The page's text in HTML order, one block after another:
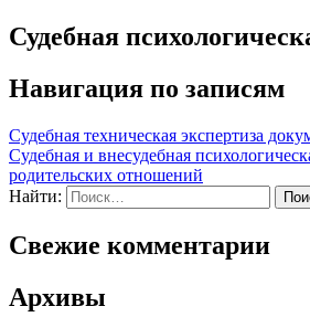
Судебная
Навигация по записям
Судебная техническая экспертиза
Судебная и внесудебная
родительских отношений
Найти:
Свежие комментарии
Архивы